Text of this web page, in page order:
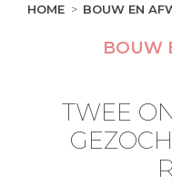
HOME BOUW EN
BOUW
TWEE